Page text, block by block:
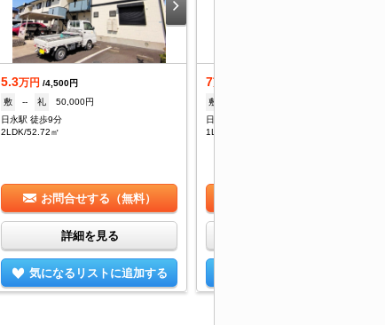
5.3万円 /4,500円
敷
-- 礼
50,000円
日永駅 徒歩9分
2LDK/52.72㎡
お問合せする（無料）
詳細を見る
気になるリストに追加する
7
敷
日永駅 徒歩10分
1LDK/51.09㎡